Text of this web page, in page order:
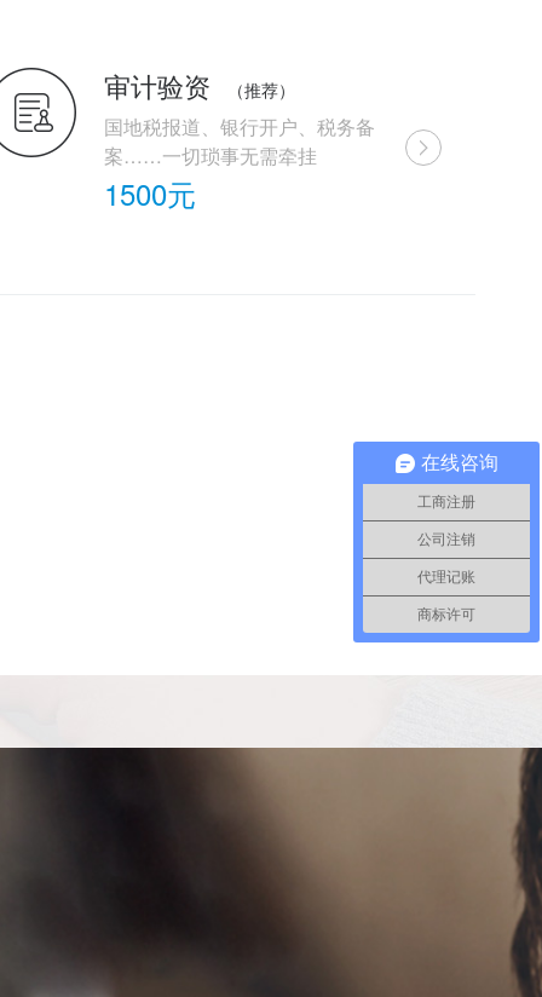
审计验资 （推荐）
国地税报道、银行开户、税务备
案……一切琐事无需牵挂
1500元
在线咨询
工商注册
公司注销
代理记账
商标许可